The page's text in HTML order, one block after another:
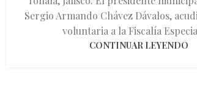
Sergio Armando Chávez Dávalos,
voluntaria a la Fiscalía
CONTINUAR LEYENDO